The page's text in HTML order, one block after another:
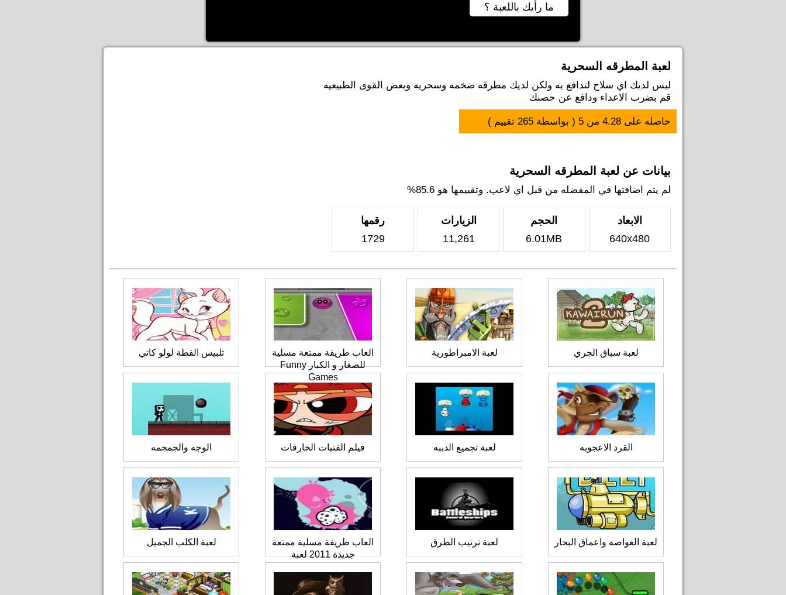
ما رأيك باللعبة ؟
لعبة المطرقه السحرية
ليس لديك اي سلاح لتدافع به ولكن لديك مطرقه ضخمه وسحريه وبعض القوى الطبيعيه
قم بضرب الاعداء ودافع عن حصنك
حاصله على 4.28 من 5 ( بواسطة 265 تقييم )
بيانات عن لعبة المطرقه السحرية
لم يتم اضافتها في المفضله من قبل اي لاعب. وتقييمها هو 85.6%
الابعاد
640x480
الحجم
6.01MB
الزيارات
11,261
رقمها
1729
لعبة سباق الجري لعبة الامبراطورية
العاب طريفة ممتعة مسلية
للصغار و الكبار Funny
Games
تلبيس القطة لولو كاتي
القرد الاعجوبه لعبة تجميع الدببه فيلم الفتيات الخارقات الوجه والجمجمه
لعبة الغواصه واعماق البحار لعبة ترتيب الطرق
العاب طريفة مسلية ممتعة
جديدة 2011 لعبة
لعبة الكلب الجميل